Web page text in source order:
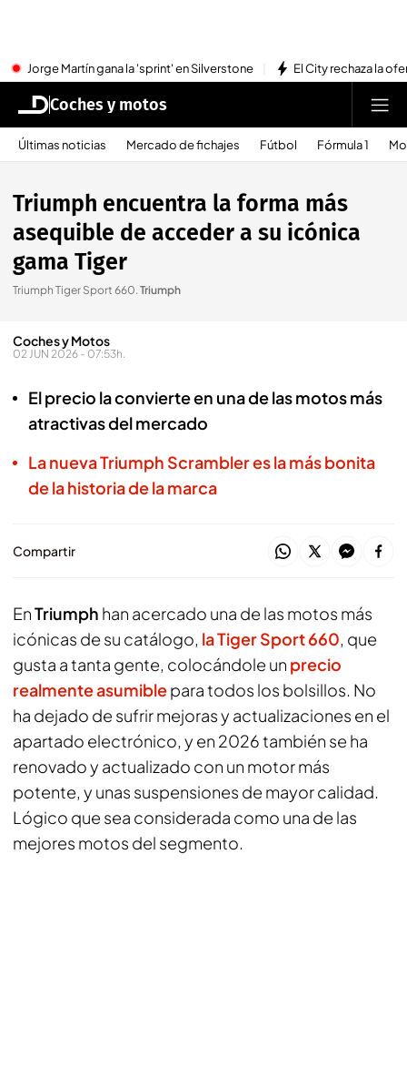
Jorge Martín gana la 'sprint' en Silverstone El City rechaza la
Coches y motos
Últimas noticias Mercado de fichajes Fútbol Fórmula 1
Triumph encuentra la forma más
asequible de acceder a su icónica
gama Tiger
Triumph Tiger Sport 660.Triumph
Coches y Motos
02 JUN 2026 - 07:53h.
El precio la convierte en una de las motos más
atractivas del mercado
La nueva Triumph Scrambler es la más bonita
de la historia de la marca
Compartir
EnTriumph han acercado una de las motos más
icónicas de su catálogo, la Tiger Sport 660, que
gusta a tanta gente, colocándole un precio
realmente asumiblepara todos los bolsillos. No
ha dejado de sufrir mejoras y actualizaciones en el
apartado electrónico, y en 2026 también se ha
renovado y actualizado con un motor más
potente, y unas suspensiones de mayor calidad.
Lógico que sea considerada como una de las
mejores motos del segmento.